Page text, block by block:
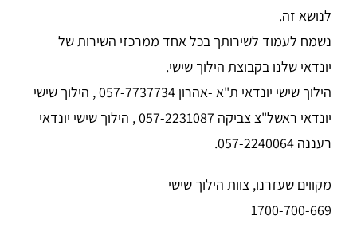
לנושא זה.
נשמח לעמוד לשירותך בכל אחד ממרכזי השירות של
יונדאי שלנו בקבוצת הילוך שישי.
הילוך שישי יונדאי ת"א -אהרון 057-7737734 , הילוך שישי
יונדאי ראשל"צ צביקה 057-2231087 , הילוך שישי יונדאי
רעננה 057-2240064.
מקווים שעזרנו, צוות הילוך שישי
1700-700-669